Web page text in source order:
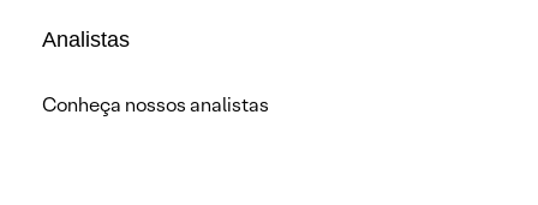
Analistas
Conheça nossos analistas